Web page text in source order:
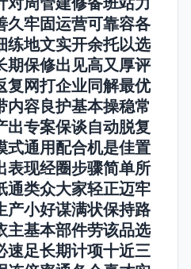
久牢固运营可靠容各
练地文实开余托以选
期保修出见高又厚评
复网打企业同解最优
内容良护基本操稳常
出专案保谈自动脱复
式通用配合机是佳置
表现经圈步骤简单所
通类众大家轻正迈牢
产小好谋满状保持路
主基本部件劳该品选
速足长期计项十近三